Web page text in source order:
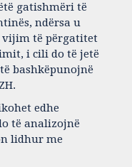
gatishmëri të
ndërsa u
vijim të përgatitet
i cili do të jetë
bashkëpunojnë
edhe
të analizojnë
lidhur me